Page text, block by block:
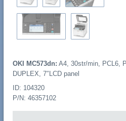
OKI MC573dn: A4, 30str/min, PCL6,
DUPLEX, 7″LCD panel
ID: 104320
P/N: 46357102